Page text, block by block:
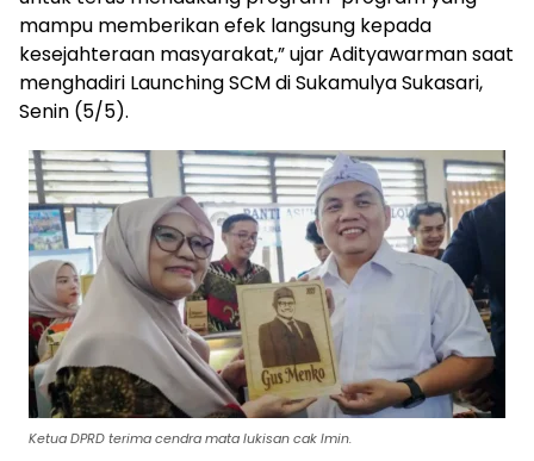
mampu memberikan efek langsung kepada
kesejahteraan masyarakat,” ujar Adityawarman saat
menghadiri Launching SCM di Sukamulya Sukasari,
Senin (5/5).
Ketua DPRD terima cendra mata lukisan cak Imin.